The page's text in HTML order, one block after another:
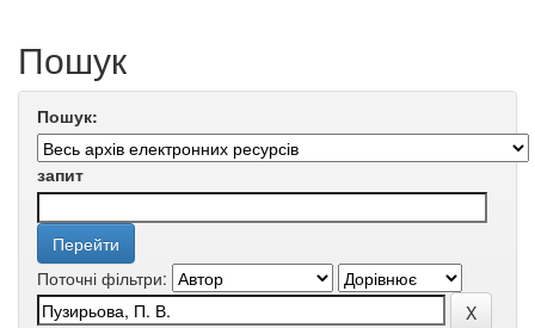
Пошук
Пошук:
запит
Поточні фільтри: